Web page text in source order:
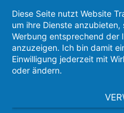
Diese Seite nutzt Website
um ihre Dienste
Werbung entsprechend der
anzuzeigen. Ich bin damit
Einwilligung jederzeit mit
oder ändern.